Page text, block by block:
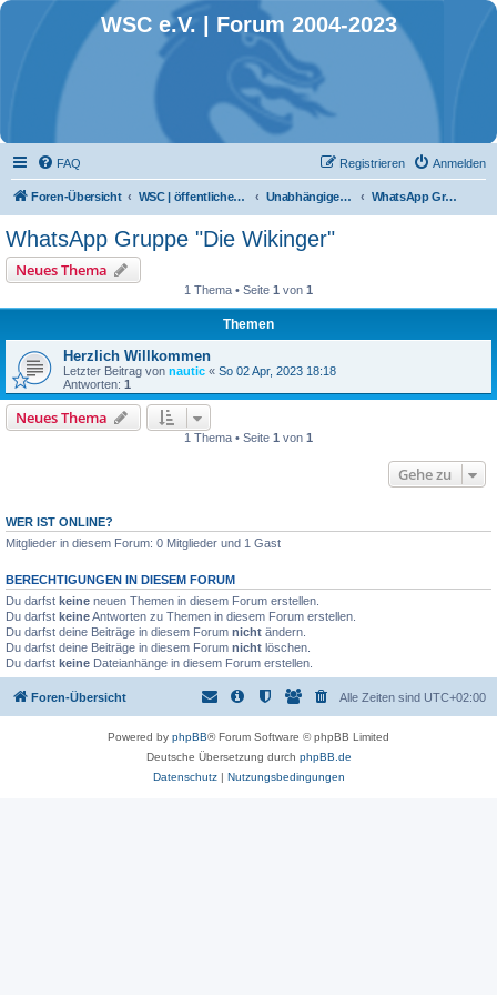
WSC e.V. | Forum 2004-2023
FAQ Anmelden
Registrieren
Foren-Übersicht WSC | öffentlicher Bereich Unabhängige Schlauchbootgruppen WhatsApp Gruppe "Die Wikinger"
WhatsApp Gruppe "Die Wikinger"
Neues Thema
1 Thema • Seite 1 von 1
Themen
Herzlich Willkommen
Letzter Beitrag von nautic « So 02 Apr, 2023 18:18
Antworten: 1
Neues Thema
1 Thema • Seite 1 von 1
Gehe zu
WER IST ONLINE?
Mitglieder in diesem Forum: 0 Mitglieder und 1 Gast
BERECHTIGUNGEN IN DIESEM FORUM
Du darfst keine neuen Themen in diesem Forum erstellen.
Du darfst keineAntworten zu Themen in diesem Forum erstellen.
Du darfst deine Beiträge in diesem Forum nicht ändern.
Du darfst deine Beiträge in diesem Forum nicht löschen.
Du darfst keine Dateianhänge in diesem Forum erstellen.
Foren-Übersicht Alle Zeiten sind UTC+02:00
Powered by phpBB® Forum Software © phpBB Limited
Deutsche Übersetzung durch phpBB.de
Datenschutz| Nutzungsbedingungen